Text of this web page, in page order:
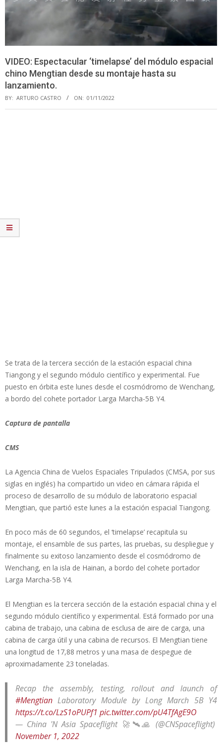
VIDEO: Espectacular ‘timelapse’ del módulo espacial
chino Mengtian desde su montaje hasta su
lanzamiento.
BY: ARTURO CASTRO ON: 01/11/2022
Se trata de la tercera sección de la estación espacial china
Tiangong y el segundo módulo científico y experimental. Fue
puesto en órbita este lunes desde el cosmódromo de Wenchang,
a bordo del cohete portador Larga Marcha-5B Y4.
Captura de pantalla
CMS
La Agencia China de Vuelos Espaciales Tripulados (CMSA, por sus
siglas en inglés) ha compartido un video en cámara rápida el
proceso de desarrollo de su módulo de laboratorio espacial
Mengtian, que partió este lunes a la estación espacial Tiangong.
En poco más de 60 segundos, el ‘timelapse’ recapitula su
montaje, el ensamble de sus partes, las pruebas, su despliegue y
finalmente su exitoso lanzamiento desde el cosmódromo de
Wenchang, en la isla de Hainan, a bordo del cohete portador
Larga Marcha-5B Y4.
El Mengtian es la tercera sección de la estación espacial china y el
segundo módulo científico y experimental. Está formado por una
cabina de trabajo, una cabina de esclusa de aire de carga, una
cabina de carga útil y una cabina de recursos. El Mengtian tiene
una longitud de 17,88 metros y una masa de despegue de
aproximadamente 23 toneladas.
Recap the assembly, testing, rollout and launch of
#Mengtian Laboratory Module by Long March 5B Y4
https://t.co/LzS1oPUPf1 pic.twitter.com/pU4TfAgE9O
— China 'N Asia Spaceflight 🚀🛰️🙏 (@CNSpaceflight)
November 1, 2022